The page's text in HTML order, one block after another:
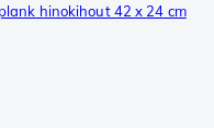
hinokihout 42 x 24 cm